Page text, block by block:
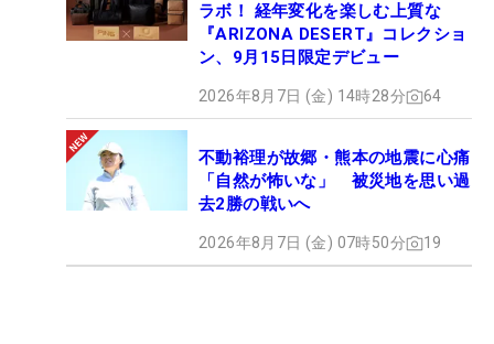
ラボ！ 経年変化を楽しむ上質な
『ARIZONA DESERT』コレクショ
ン、9月15日限定デビュー
2026年8月7日 (金) 14時28分 64
不動裕理が故郷・熊本の地震に心痛
「自然が怖いな」 被災地を思い過
去2勝の戦いへ
2026年8月7日 (金) 07時50分 19